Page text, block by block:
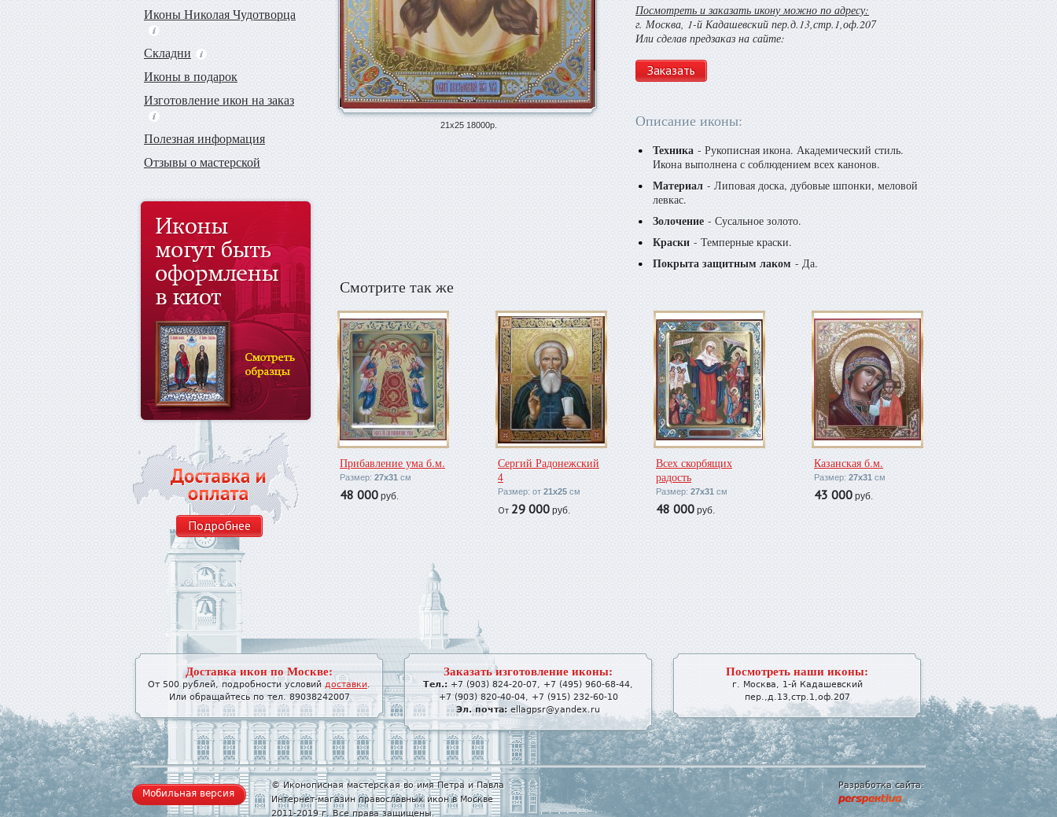
Иконы Николая Чудотворца
Складни
Иконы в подарок
Изготовление икон на заказ
Полезная информация
Отзывы о мастерской
Подробнее
21х25 18000р.
Посмотреть и заказать икону можно по адресу:
г. Москва, 1-й Кадашевский пер.д.13,стр.1,оф.207
Или сделав предзаказ на сайте:
Заказать
Описание иконы:
Техника - Рукописная икона. Академический стиль.
Икона выполнена с соблюдением всех канонов.
Материал - Липовая доска, дубовые шпонки, меловой
левкас.
Золочение - Сусальное золото.
Краски - Темперные краски.
Покрыта защитным лаком - Да.
Смотрите так же
Прибавление ума б.м.
Размер: 27х31 см
48 000 руб.
Сергий Радонежский
4
Размер: от 21х25 см
От 29 000 руб.
Всех скорбящих
радость
Размер: 27х31 см
48 000 руб.
Казанская б.м.
Размер: 27х31 см
43 000 руб.
Доставка икон по Москве:
От 500 рублей, подробности условийдоставки.
Или обращайтесь по тел. 89038242007
Заказать изготовление иконы:
Тел.: +7 (903) 824-20-07, +7 (495) 960-68-44,
+7 (903) 820-40-04, +7 (915) 232-60-10
Эл. почта: ellagpsr@yandex.ru
Посмотреть наши иконы:
г. Москва, 1-й Кадашевский
пер.,д.13,стр.1,оф.207
Мобильная версия
© Иконописная мастерская во имя Петра и Павла
Интернет-магазин православных икон в Москве
2011-2019 г. Все права защищены.
Разработка сайта: